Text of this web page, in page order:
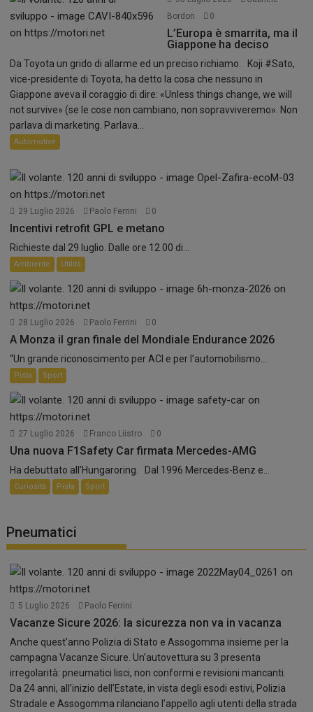
Bordon
0
L’Europa è smarrita, ma il
Giappone ha deciso
Da Toyota un grido di allarme ed un preciso richiamo. Koji #Sato,
vice-presidente di Toyota, ha detto la cosa che nessuno in
Giappone aveva il coraggio di dire: «Unless things change, we will
not survive» (se le cose non cambiano, non sopravviveremo». Non
parlava di marketing. Parlava...
Automotive
29 Luglio 2026 Paolo Ferrini 0
Incentivi retrofit GPL e metano
Richieste dal 29 luglio. Dalle ore 12.00 di...
Ambiente Utilità
28 Luglio 2026 Paolo Ferrini 0
A Monza il gran finale del Mondiale Endurance 2026
“Un grande riconoscimento per ACI e per l’automobilismo...
Pista Sport
27 Luglio 2026 Franco Liistro 0
Una nuova F1Safety Car firmata Mercedes-AMG
Ha debuttato all’Hungaroring. Dal 1996 Mercedes-Benz e...
Curiosità Pista Sport
Pneumatici
5 Luglio 2026 Paolo Ferrini
Vacanze Sicure 2026: la sicurezza non va in vacanza
Anche quest’anno Polizia di Stato e Assogomma insieme per la
campagna Vacanze Sicure. Un’autovettura su 3 presenta
irregolarità: pneumatici lisci, non conformi e revisioni mancanti.
Da 24 anni, all’inizio dell’Estate, in vista degli esodi estivi, Polizia
Stradale e Assogomma rilanciano l’appello agli utenti della strada